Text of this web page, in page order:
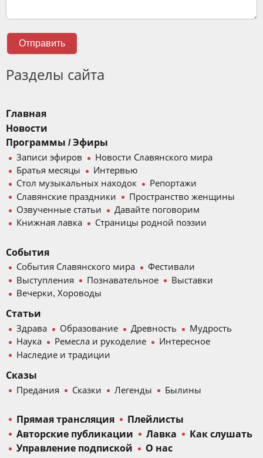
Отправить
Разделы сайта
Главная
Новости
Программы / Эфиры
Записи эфиров
Новости Славянского мира
Братья месяцы
Интервью
Стол музыкальных находок
Репортажи
Славянские праздники
Пространство женщины
Озвученные статьи
Давайте поговорим
Книжная лавка
Страницы родной поэзии
События
События Славянского мира
Фестивали
Выступления
Познавательное
Выставки
Вечерки, Хороводы
Статьи
Здрава Образование Древность
Мудрость
Наука
Ремесла и рукоделие
Интересное
Наследие и традиции
Сказы
Предания Сказки Легенды Былины
Прямая трансляция
Плейлисты
Авторские публикации
Лавка
Как слушать
Управление подпиской
О нас